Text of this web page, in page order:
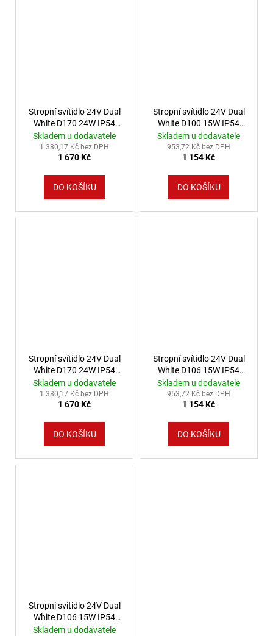
Stropní svítidlo 24V Dual
White D170 24W IP54
Barva: Bílá
Skladem u dodavatele
1 380,17 Kč bez DPH
1 670 Kč
DO KOŠÍKU
Stropní svítidlo 24V Dual
White D100 15W IP54
Barva: Černá
Skladem u dodavatele
953,72 Kč bez DPH
1 154 Kč
DO KOŠÍKU
Stropní svítidlo 24V Dual
White D170 24W IP54
Barva: Černá
Skladem u dodavatele
1 380,17 Kč bez DPH
1 670 Kč
DO KOŠÍKU
Stropní svítidlo 24V Dual
White D106 15W IP54
Barva: Černá
Skladem u dodavatele
953,72 Kč bez DPH
1 154 Kč
DO KOŠÍKU
Stropní svítidlo 24V Dual
White D106 15W IP54
Barva: Bílá
Skladem u dodavatele